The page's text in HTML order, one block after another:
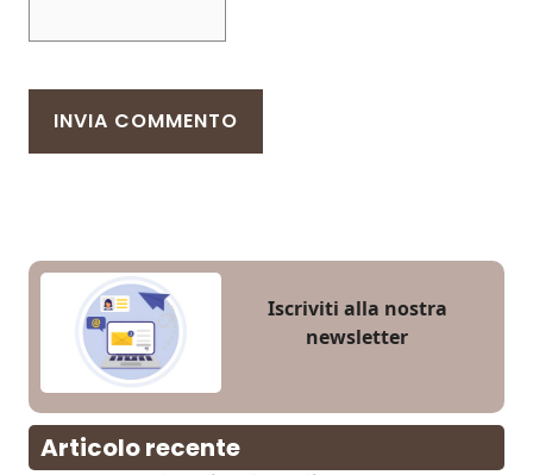
Iscriviti alla nostra
newsletter
Articolo recente